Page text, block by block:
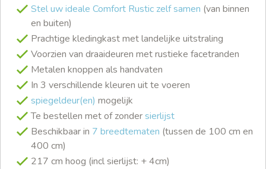
Stel uw ideale Comfort Rustic zelf samen (van binnen
en buiten)
Prachtige kledingkast met landelijke uitstraling
Voorzien van draaideuren met rustieke facetranden
Metalen knoppen als handvaten
In 3 verschillende kleuren uit te voeren
spiegeldeur(en) mogelijk
Te bestellen met of zondersierlijst
Beschikbaar in 7 breedtematen (tussen de 100 cm en
400 cm)
217 cm hoog (incl sierlijst: + 4cm)